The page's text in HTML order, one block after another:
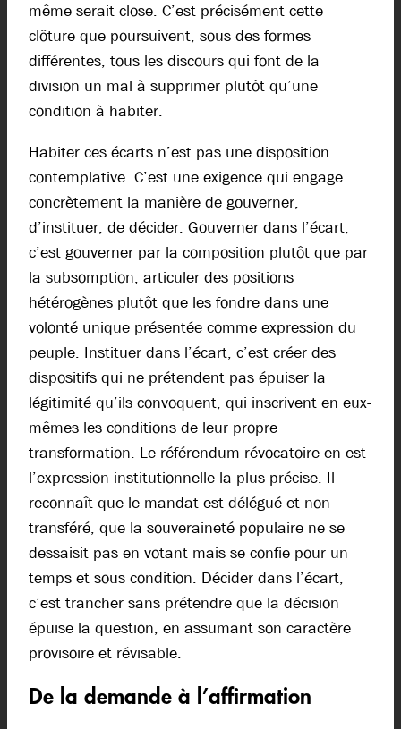
même serait close. C’est précisément cette
clôture que poursuivent, sous des formes
différentes, tous les discours qui font de la
division un mal à supprimer plutôt qu’une
condition à habiter.
Habiter ces écarts n’est pas une disposition
contemplative. C’est une exigence qui engage
concrètement la manière de gouverner,
d’instituer, de décider. Gouverner dans l’écart,
c’est gouverner par la composition plutôt que par
la subsomption, articuler des positions
hétérogènes plutôt que les fondre dans une
volonté unique présentée comme expression du
peuple. Instituer dans l’écart, c’est créer des
dispositifs qui ne prétendent pas épuiser la
légitimité qu’ils convoquent, qui inscrivent en eux-
mêmes les conditions de leur propre
transformation. Le référendum révocatoire en est
l’expression institutionnelle la plus précise. Il
reconnaît que le mandat est délégué et non
transféré, que la souveraineté populaire ne se
dessaisit pas en votant mais se confie pour un
temps et sous condition. Décider dans l’écart,
c’est trancher sans prétendre que la décision
épuise la question, en assumant son caractère
provisoire et révisable.
De la demande à l’affirmation